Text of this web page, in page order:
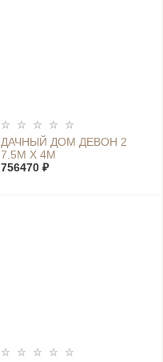
ДАЧНЫЙ ДОМ ДЕВОН 2
7.5М Х 4М
756470 ₽